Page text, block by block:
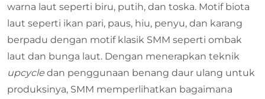
warna laut seperti biru, putih, dan toska. Motif biota
laut seperti ikan pari, paus, hiu, penyu, dan karang
berpadu dengan motif klasik SMM seperti ombak
laut dan bunga laut. Dengan menerapkan teknik
upcycle dan penggunaan benang daur ulang untuk
produksinya, SMM memperlihatkan bagaimana